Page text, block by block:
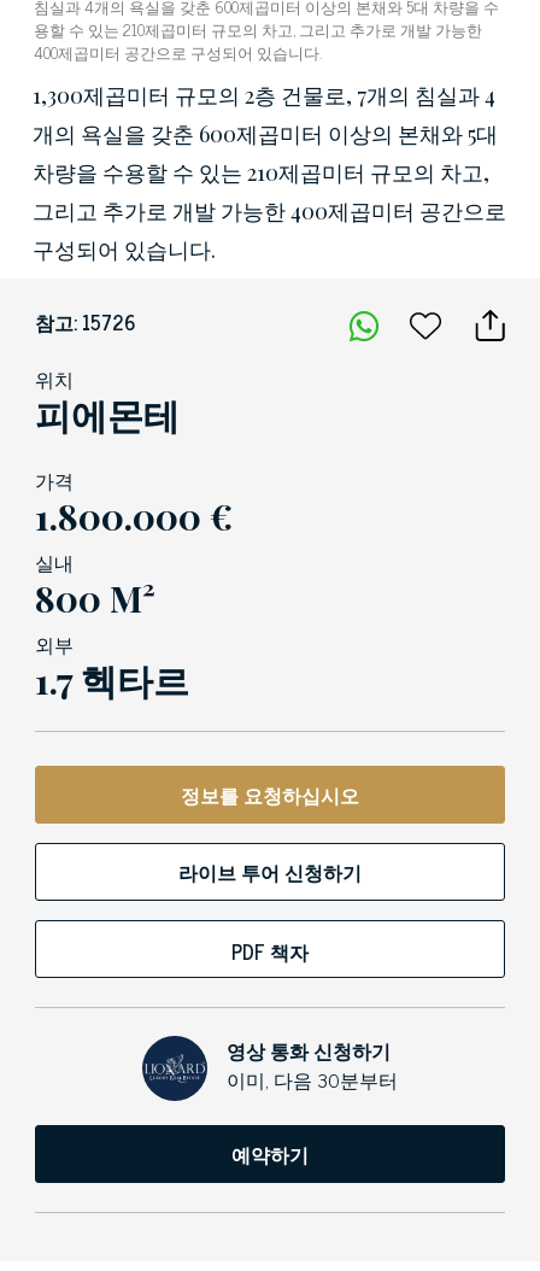
침실과 4개의 욕실을 갖춘 600제곱미터 이상의 본채와 5대 차량을 수
용할 수 있는 210제곱미터 규모의 차고, 그리고 추가로 개발 가능한
400제곱미터 공간으로 구성되어 있습니다.
1,300제곱미터 규모의 2층 건물로, 7개의 침실과 4
개의 욕실을 갖춘 600제곱미터 이상의 본채와 5대
차량을 수용할 수 있는 210제곱미터 규모의 차고,
그리고 추가로 개발 가능한 400제곱미터 공간으로
구성되어 있습니다.
참고: 15726
위치
피에몬테
가격
1.800.000 €
실내
800 M²
외부
1.7 헥타르
정보를 요청하십시오
라이브 투어 신청하기
PDF 책자
영상 통화 신청하기
이미, 다음 30분부터
예약하기